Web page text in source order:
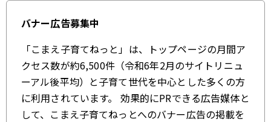
バナー広告募集中
「こまえ子育てねっと」は、トップページの月間ア
クセス数が約6,500件（令和6年2月のサイトリニュ
ーアル後平均）と子育て世代を中心とした多くの方
に利用されています。 効果的にPRできる広告媒体と
して、こまえ子育てねっとへのバナー広告の掲載を